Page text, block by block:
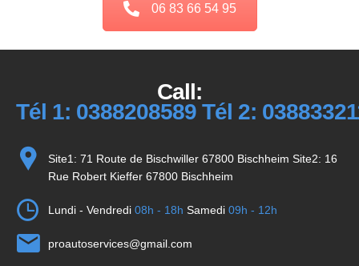
06 83 66 54 95
Call:
Tél 1: 0388208589 Tél 2:
Site1: 71 Route de Bischwiller 67800 Bischheim Site2: 16
Rue Robert Kieffer 67800 Bischheim
Lundi - Vendredi 08h - 18h Samedi 09h - 12h
proautoservices@gmail.com